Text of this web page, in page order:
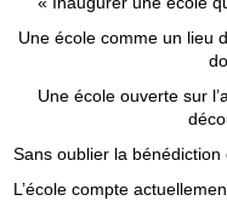
Une école comme un lieu
Une école ouverte sur
Sans oublier la bénédiction
L’école compte